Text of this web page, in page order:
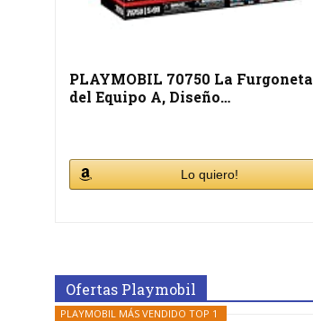
PLAYMOBIL 70750 La Furgoneta
del Equipo A, Diseño…
Lo quiero!
Ofertas Playmobil
PLAYMOBIL MÁS VENDIDO TOP 1